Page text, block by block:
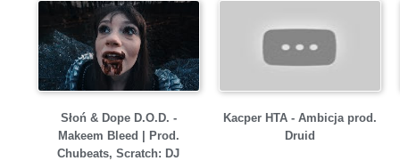
Słoń & Dope D.O.D. -
Makeem Bleed | Prod.
Chubeats, Scratch: DJ
Kacper HTA - Ambicja prod.
Druid